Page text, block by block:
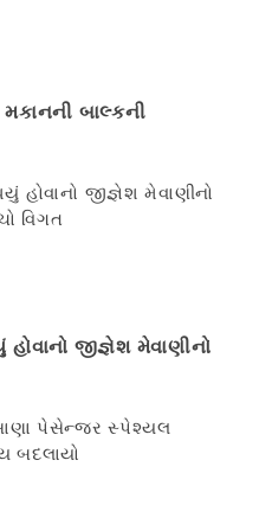
મકાનની બાલ્કની
જીજ્ઞેશ મેવાણીનો